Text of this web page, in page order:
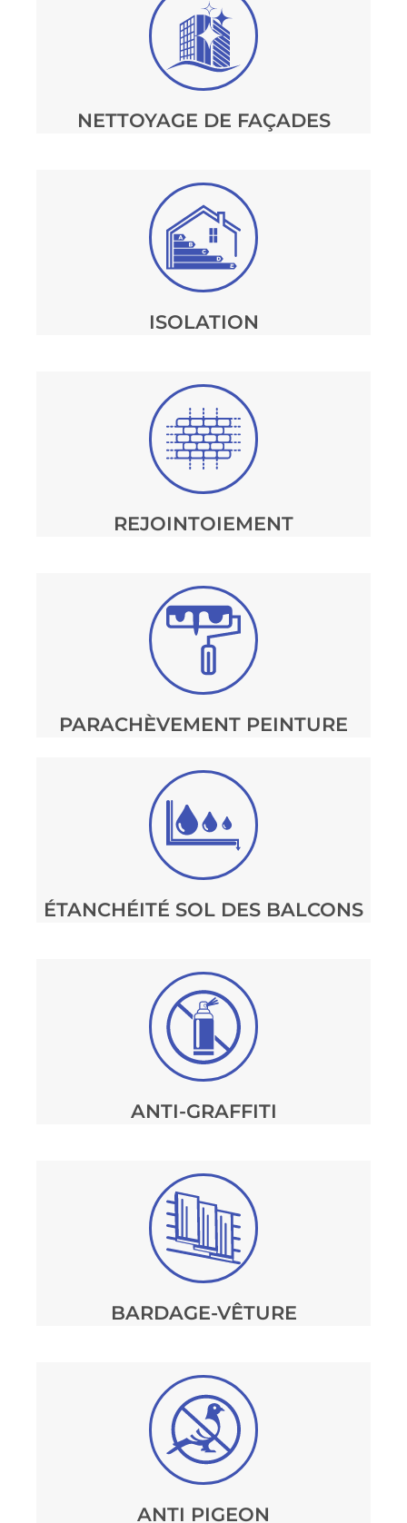
NETTOYAGE DE FAÇADES
ISOLATION
REJOINTOIEMENT
PARACHÈVEMENT PEINTURE
ÉTANCHÉITÉ SOL DES BALCONS
ANTI-GRAFFITI
BARDAGE-VÊTURE
ANTI PIGEON